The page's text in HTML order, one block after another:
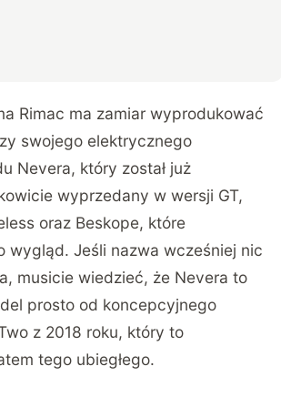
Rimac ma zamiar wyprodukować
swojego elektrycznego
Nevera, który został już
wyprzedany w wersji GT,
oraz Beskope, które
wygląd. Jeśli nazwa wcześniej nic
musicie wiedzieć, że Nevera to
prosto od koncepcyjnego
z 2018 roku, który to
tego ubiegłego.